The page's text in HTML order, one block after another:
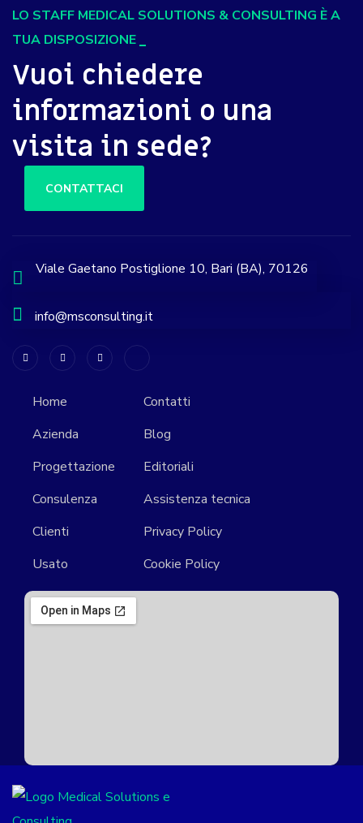
LO STAFF MEDICAL SOLUTIONS & CONSULTING È A
TUA DISPOSIZIONE
Vuoi chiedere
informazioni o una
visita in sede?
CONTATTACI
Viale Gaetano Postiglione 10, Bari (BA), 70126
info@msconsulting.it
Home
Azienda
Progettazione
Consulenza
Clienti
Usato
Contatti
Blog
Editoriali
Assistenza tecnica
Privacy Policy
Cookie Policy